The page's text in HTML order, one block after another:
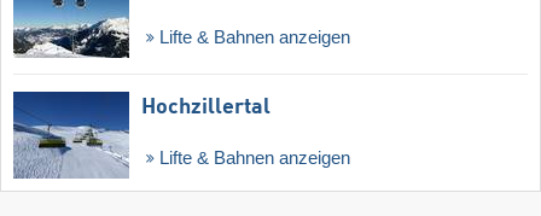
Lifte & Bahnen anzeigen
Hochzillertal
Lifte & Bahnen anzeigen